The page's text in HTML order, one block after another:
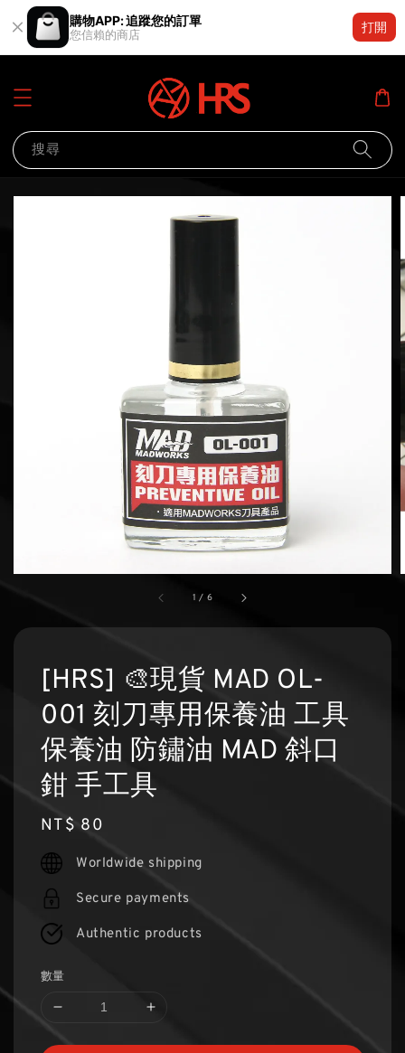
購物APP: 追蹤您的訂單
您信賴的商店
打開
搜尋
1 / 6
[HRS] 🎨現貨 MAD OL-
001 刻刀專用保養油 工具
保養油 防鏽油 MAD 斜口
鉗 手工具
Regular
price
NT$ 80
Worldwide shipping
Secure payments
Authentic products
數量